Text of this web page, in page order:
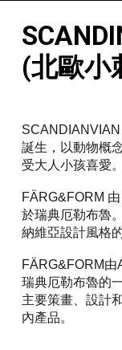
(北歐小
誕生，以動物概
受大人小孩喜愛。
FÄRG&FORM
於瑞典厄勒布魯
納維亞設計風格
FÄRG&FORM
瑞典厄勒布魯的
主要策畫、設計
內產品。